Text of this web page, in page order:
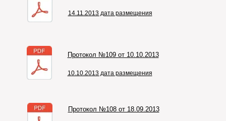
14.11.2013 дата размещения
Протокол №109 от 10.10.2013
10.10.2013 дата размещения
Протокол №108 от 18.09.2013